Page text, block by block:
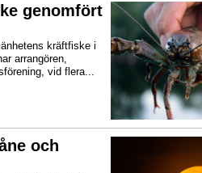
genomfört
kräftfiske i
arrangören,
vid flera...
och